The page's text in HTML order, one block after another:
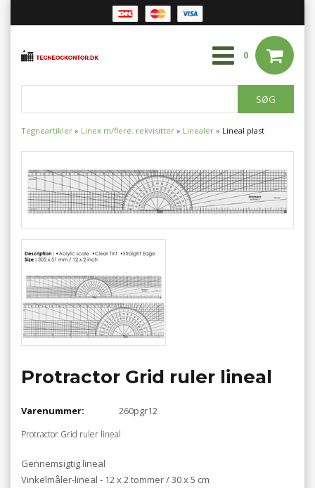
0
Tegneartikler » Linex m/flere. rekvisitter » Linealer » Lineal plast
Protractor Grid ruler lineal
Varenummer: 260pgr12
Protractor Grid ruler lineal
Gennemsigtig lineal
Vinkelmåler-lineal - 12 x 2 tommer / 30 x 5 cm